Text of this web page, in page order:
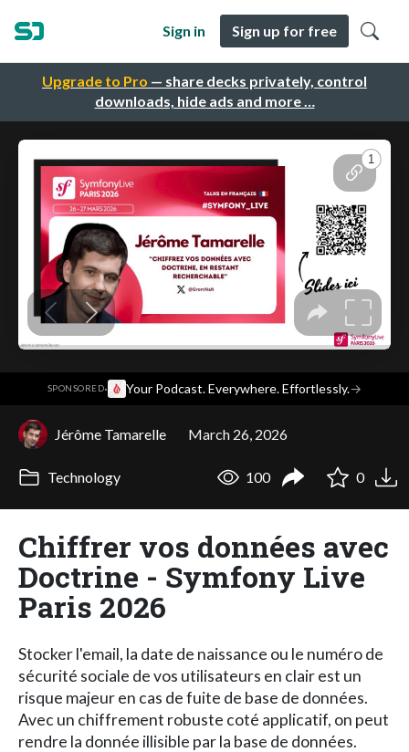
Upgrade to Pro — share decks privately, control
downloads, hide ads and more …
Sign in Sign up for free
SPONSORED· Your Podcast. Everywhere. Effortlessly.→
Jérôme Tamarelle March 26, 2026
Technology 100 0
Chiffrer vos données avec
Doctrine - Symfony Live
Paris 2026
Stocker l'email, la date de naissance ou le numéro de
sécurité sociale de vos utilisateurs en clair est un
risque majeur en cas de fuite de base de données.
Avec un chiffrement robuste coté applicatif, on peut
rendre la donnée illisible par la base de données.